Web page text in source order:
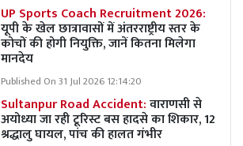
UP Sports Coach Recruitment 2026:
यूपी के खेल छात्रावासों में अंतरराष्ट्रीय स्तर के
कोचों की होगी नियुक्ति, जानें कितना मिलेगा
मानदेय
Published On 31 Jul 2026 12:14:20
Sultanpur Road Accident:वाराणसी से
अयोध्या जा रही टूरिस्ट बस हादसे का शिकार, 12
श्रद्धालु घायल, पांच की हालत गंभीर